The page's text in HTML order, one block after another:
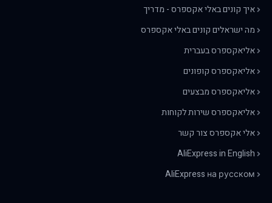
איך קונים באלי אקספרס - מדריך
מה ישראלים קונים באלי אקספרס
אליאקספרס בעברית
אליאקספרס קופונים
אליאקספרס מבצעים
אליאקספרס שירות לקוחות
אלי אקספרס צור קשר
AliExpress in English
AliExpress на русском